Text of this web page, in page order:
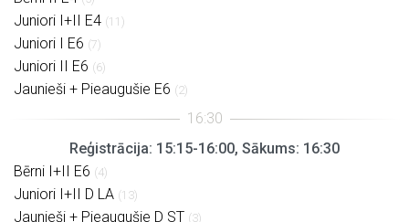
Juniori I+II E4 (11)
Juniori I E6 (7)
Juniori II E6 (6)
Jaunieši + Pieaugušie E6 (2)
Reģistrācija: 15:15-16:00, Sākums: 16:30
Bērni I+II E6 (4)
Juniori I+II D LA (13)
Jaunieši + Pieaugušie D ST (3)